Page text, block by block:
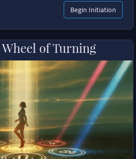
Begin Initiation
Wheel of Turning